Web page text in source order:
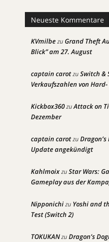
Neueste Kommentare
KVmilbezuGrand Theft
Blick” am 27. August
captain carotzuSwitch &
Verkaufszahlen von
Kickbox360zuAttack on
Dezember
captain carotzu
Update angekündigt
KahlmoixzuStar Wars:
Gameplay aus der
Nipponichizu Yoshi and
Test (Switch 2)
TOKUKANzuDragon’s